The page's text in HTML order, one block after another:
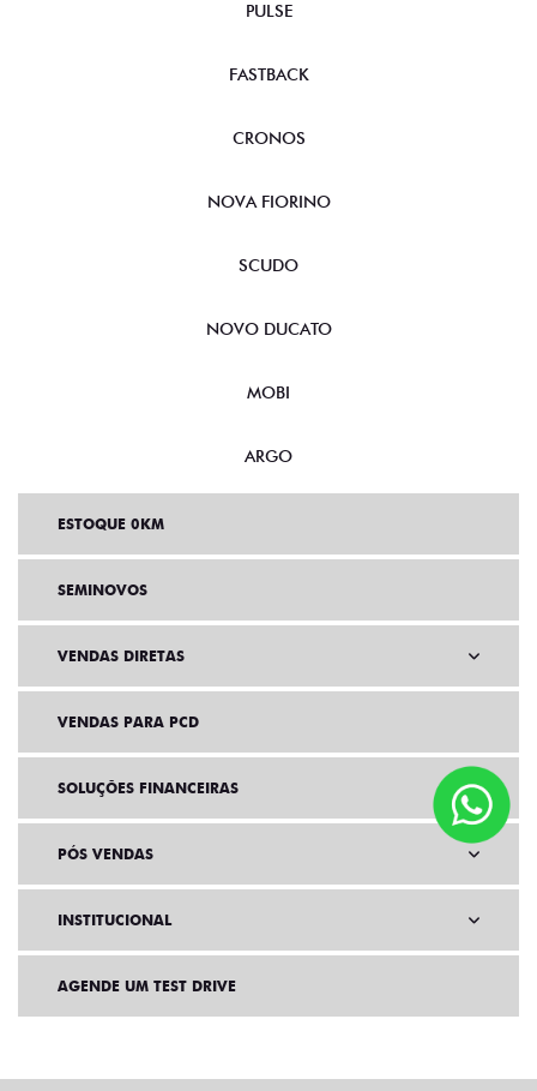
PULSE
FASTBACK
CRONOS
NOVA FIORINO
SCUDO
NOVO DUCATO
MOBI
ARGO
ESTOQUE 0KM
SEMINOVOS
VENDAS DIRETAS
VENDAS PARA PCD
SOLUÇÕES FINANCEIRAS
PÓS VENDAS
INSTITUCIONAL
AGENDE UM TEST DRIVE